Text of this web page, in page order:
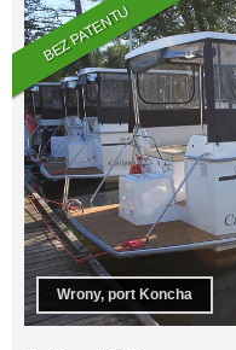
BEZ PATENTU
Wrony, port Koncha